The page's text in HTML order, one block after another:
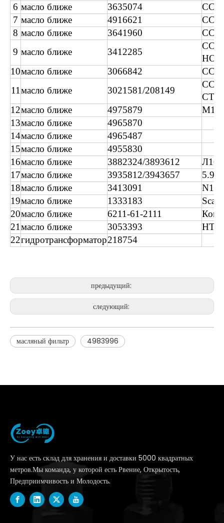
6 масло ближе 3635074
7 масло ближе 4916621
8 масло ближе 3641960
9 масло ближе 3412285
10масло ближе 3066842
11масло ближе 3021581/208149
12масло ближе 4975879
М11
13масло ближе
4965870
14масло ближе
4965487
15масло ближе
4955830
16масло ближе 3882324/3893612
Л10
17масло ближе 3935812/3943657
5.9L
18масло ближе 3413091
N14
19масло ближе 1333183
20масло ближе 6211-61-2111
21масло ближе 3053393
НТ
22гидротрансформатор218754
предыдущий:
следующий:
масляный фильтр 4983996
У нас есть склад для хранения и доставки 5000 квадратных
метров.Мы команда, у которой есть Рвение, Открытость,
Предприимчивость и Молодость.